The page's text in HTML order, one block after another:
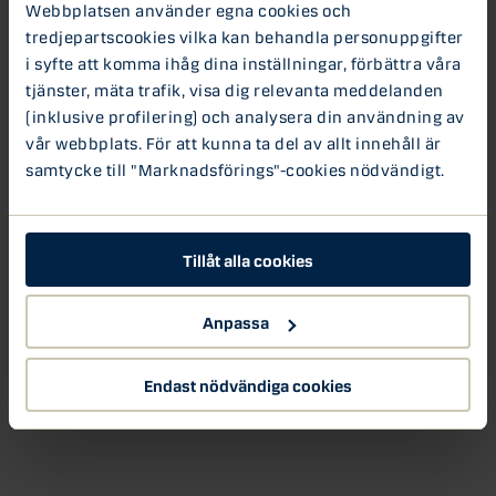
Webbplatsen använder egna cookies och
tredjepartscookies vilka kan behandla personuppgifter
i syfte att komma ihåg dina inställningar, förbättra våra
tjänster, mäta trafik, visa dig relevanta meddelanden
(inklusive profilering) och analysera din användning av
vår webbplats. För att kunna ta del av allt innehåll är
samtycke till "Marknadsförings"-cookies nödvändigt.
Tillåt alla cookies
Anpassa
Endast nödvändiga cookies